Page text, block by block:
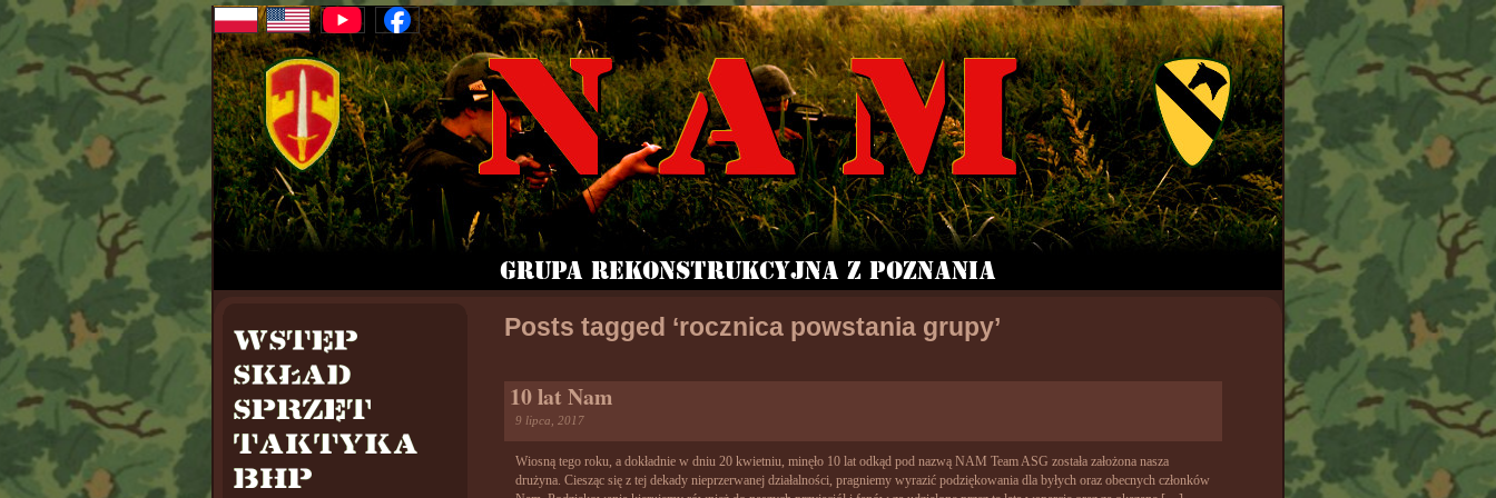
Posts tagged ‘rocznica powstania grupy’
10 lat Nam
9 lipca, 2017
Wiosną tego roku, a dokładnie w dniu 20 kwietniu, minęło 10 lat odkąd pod nazwą NAM Team ASG została założona nasza
drużyna. Ciesząc się z tej dekady nieprzerwanej działalności, pragniemy wyrazić podziękowania dla byłych oraz obecnych członków